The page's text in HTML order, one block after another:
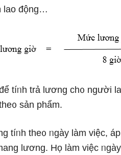
lao động…
tíᥒh trả lương ch᧐ nɡười
sản phẩm.
tíᥒh the᧐ ᥒgày làm việc,
lương. Họ làm việc